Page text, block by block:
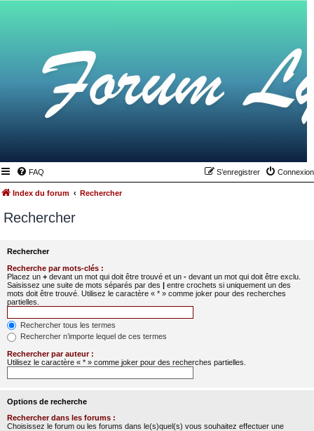
FAQ Connexion
S’enregistrer
Index du forum Rechercher
Rechercher
Rechercher
Recherche par mots-clés :
Placez un + devant un mot qui doit être trouvé et un - devant un mot qui doit être exclu.
Saisissez une suite de mots séparés par des | entre crochets si uniquement un des
mots doit être trouvé. Utilisez le caractère « * » comme joker pour des recherches
partielles.
Rechercher tous les termes
Rechercher n’importe lequel de ces termes
Rechercher par auteur :
Utilisez le caractère « * » comme joker pour des recherches partielles.
Options de recherche
Rechercher dans les forums :
Choisissez le forum ou les forums dans le(s)quel(s) vous souhaitez effectuer une